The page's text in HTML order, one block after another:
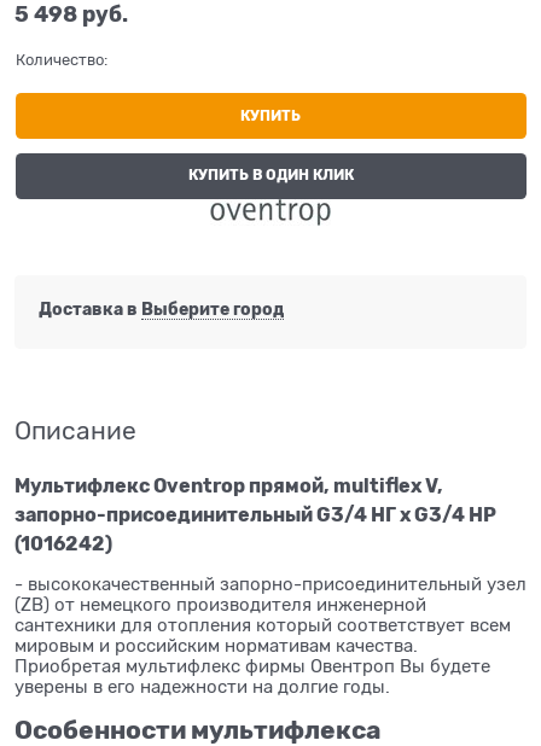
5 498 руб.
Количество:
КУПИТЬ
КУПИТЬ В ОДИН КЛИК
Доставка в Выберите город
Описание
Мультифлекс Oventrop прямой, multiflex V,
запорно-присоединительный G3/4 НГ x G3/4 НР
(1016242)
- высококачественный запорно-присоединительный узел
(ZB) от немецкого производителя инженерной
сантехники для отопления который соответствует всем
мировым и российским нормативам качества.
Приобретая мультифлекс фирмы Овентроп Вы будете
уверены в его надежности на долгие годы.
Особенности мультифлекса